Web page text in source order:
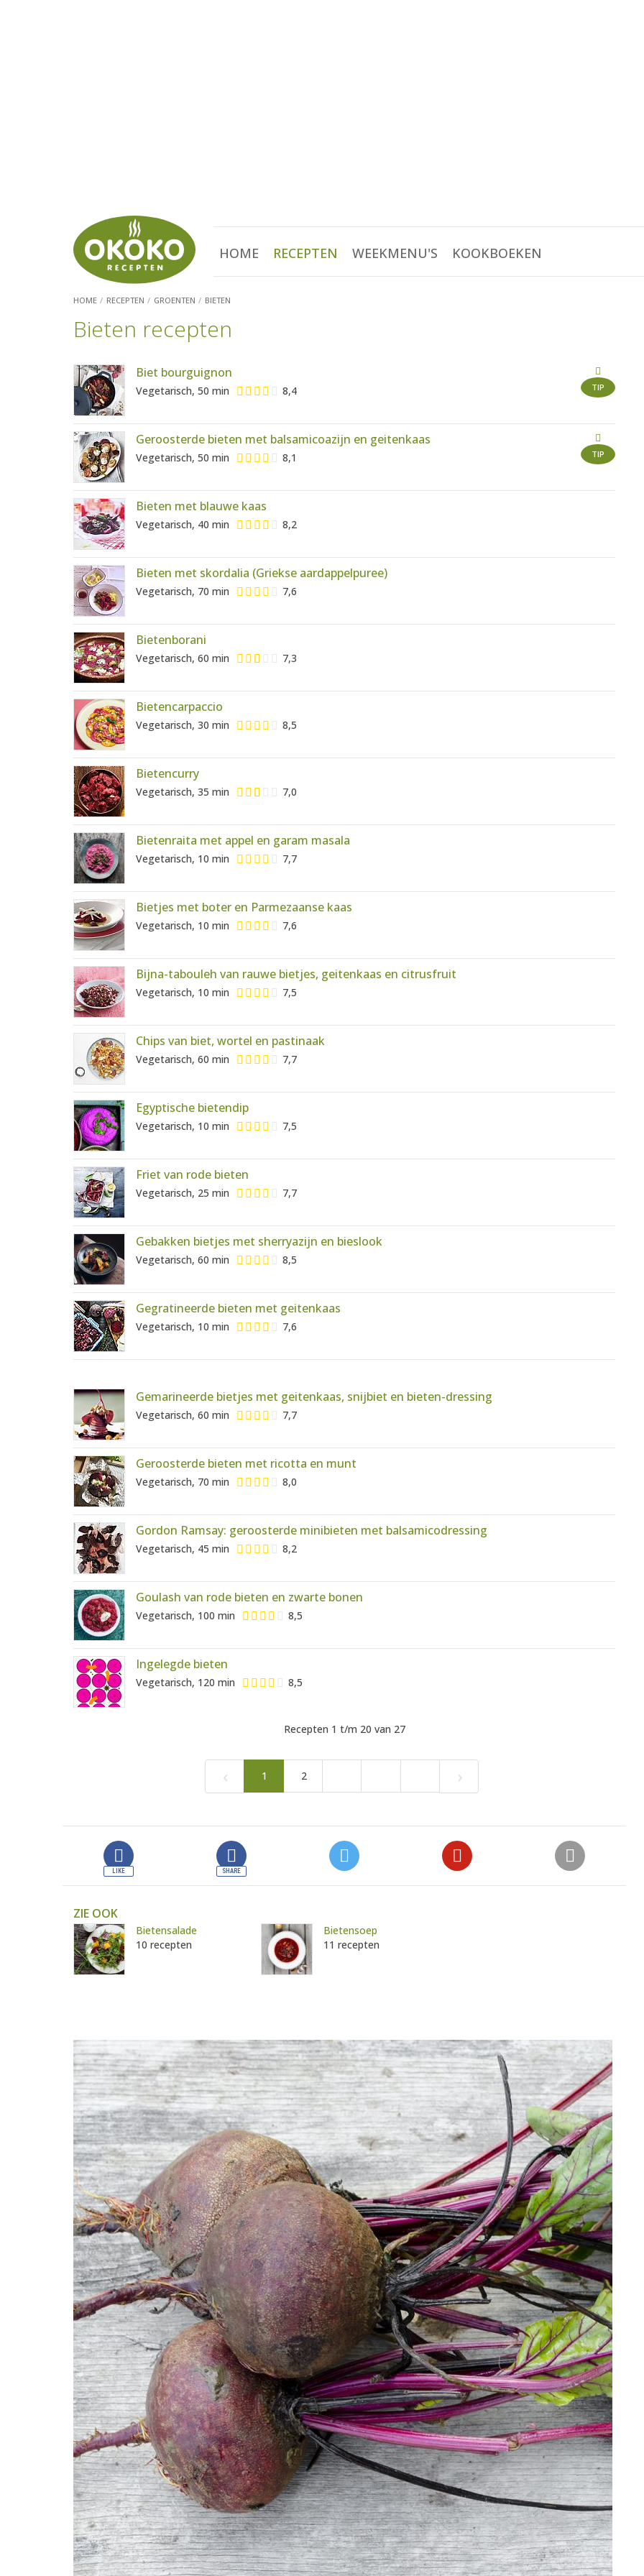
HOME RECEPTEN WEEKMENU'S KOOKBOEKEN
HOME RECEPTEN GROENTEN BIETEN
Bieten recepten
TIP
Biet bourguignon
Vegetarisch, 50 min 8,4
TIP
Geroosterde bieten met balsamicoazijn en geitenkaas
Vegetarisch, 50 min 8,1
Bieten met blauwe kaas
Vegetarisch, 40 min 8,2
Bieten met skordalia (Griekse aardappelpuree)
Vegetarisch, 70 min 7,6
Bietenborani
Vegetarisch, 60 min 7,3
Bietencarpaccio
Vegetarisch, 30 min 8,5
Bietencurry
Vegetarisch, 35 min 7,0
Bietenraita met appel en garam masala
Vegetarisch, 10 min 7,7
Bietjes met boter en Parmezaanse kaas
Vegetarisch, 10 min 7,6
Bijna-tabouleh van rauwe bietjes, geitenkaas en citrusfruit
Vegetarisch, 10 min 7,5
Chips van biet, wortel en pastinaak
Vegetarisch, 60 min 7,7
Egyptische bietendip
Vegetarisch, 10 min 7,5
Friet van rode bieten
Vegetarisch, 25 min 7,7
Gebakken bietjes met sherryazijn en bieslook
Vegetarisch, 60 min 8,5
Gegratineerde bieten met geitenkaas
Vegetarisch, 10 min 7,6
Gemarineerde bietjes met geitenkaas, snijbiet en bieten-dressing
Vegetarisch, 60 min 7,7
Geroosterde bieten met ricotta en munt
Vegetarisch, 70 min 8,0
Gordon Ramsay: geroosterde minibieten met balsamicodressing
Vegetarisch, 45 min 8,2
Goulash van rode bieten en zwarte bonen
Vegetarisch, 100 min 8,5
Ingelegde bieten
Vegetarisch, 120 min 8,5
Recepten 1 t/m 20 van 27
‹ 1 2 ›
ZIE OOK
Bietensalade
10 recepten
Bietensoep
11 recepten